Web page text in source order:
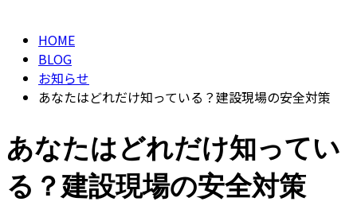
HOME
BLOG
お知らせ
あなたはどれだけ知っている？建設現場の安全対策
あなたはどれだけ知ってい
る？建設現場の安全対策